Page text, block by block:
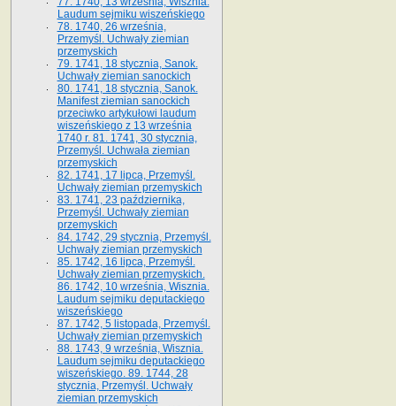
Laudum sejmiku wiszeńskiego
78. 1740, 26 września,
Przemyśl. Uchwały ziemian
przemyskich
79. 1741, 18 stycznia, Sanok.
Uchwały ziemian sanockich
80. 1741, 18 stycznia, Sanok.
Manifest ziemian sanockich
przeciwko artykułowi laudum
wiszeńskiego z 13 wrze­śnia
1740 r. 81. 1741, 30 stycznia,
Przemyśl. Uchwała ziemian
przemyskich
82. 1741, 17 lipca, Przemyśl.
Uchwały ziemian przemyskich
83. 1741, 23 października,
Przemyśl. Uchwały ziemian
przemyskich
84. 1742, 29 stycznia, Przemyśl.
Uchwały ziemian przemyskich
85. 1742, 16 lipca, Przemyśl.
Uchwały ziemian przemyskich.
86. 1742, 10 września, Wisznia.
Laudum sejmiku deputackiego
wiszeńskiego
87. 1742, 5 listopada, Przemyśl.
Uchwały ziemian przemyskich
88. 1743, 9 września, Wisznia.
Laudum sejmiku deputackiego
wiszeńskiego. 89. 1744, 28
stycznia, Przemyśl. Uchwały
ziemian przemyskich